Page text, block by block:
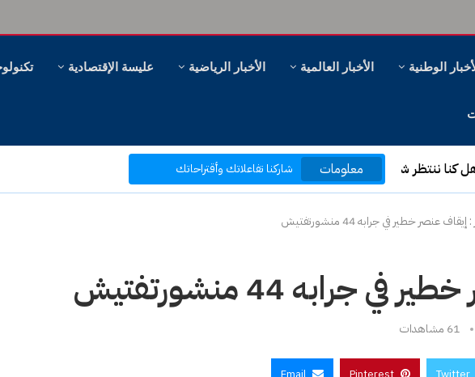
الوطنية الأخبار العالمية الأخبار الرياضية عليسة الإقتصادية
كنا ننتظر شيئا آخر، وهل سنظل ننظر؟
معلومات
بتصفحك موقعنا أنت في قلب الحدث
شاركنا تفاعلاتك وأقتراحاتك
بكم نرتقي إلى ما هو أفضل
عنصر خطير في جرابه 44 منشورتفتيش
44 منشورتفتيش
61 مشاهدات